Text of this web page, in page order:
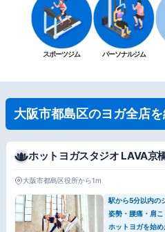
スポーツジム パーソナルジム
大阪市都島区のヨガ全店
ホットヨガスタジオ LAVA京
大阪市都島区役所から1m
駅から5分以内の
姿勢・腰痛・肩
ホットヨガを始め